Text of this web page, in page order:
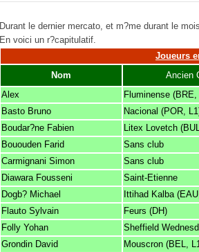
Durant le dernier mercato, et m?me durant le
En voici un r?capitulatif.
Joueurs
Nom
Ancien
Alex
Fluminense (BRE,
Basto Bruno
Nacional (POR,
Boudar?ne Fabien
Litex Lovetch
Bououden Farid
Sans club
Carmignani Simon
Sans club
Diawara Fousseni
Saint-Etienne
Dogb? Michael
Ittihad Kalba
Flauto Sylvain
Feurs (DH)
Folly Yohan
Sheffield
Grondin David
Mouscron (BEL,